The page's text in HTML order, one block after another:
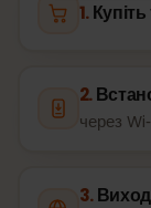
через